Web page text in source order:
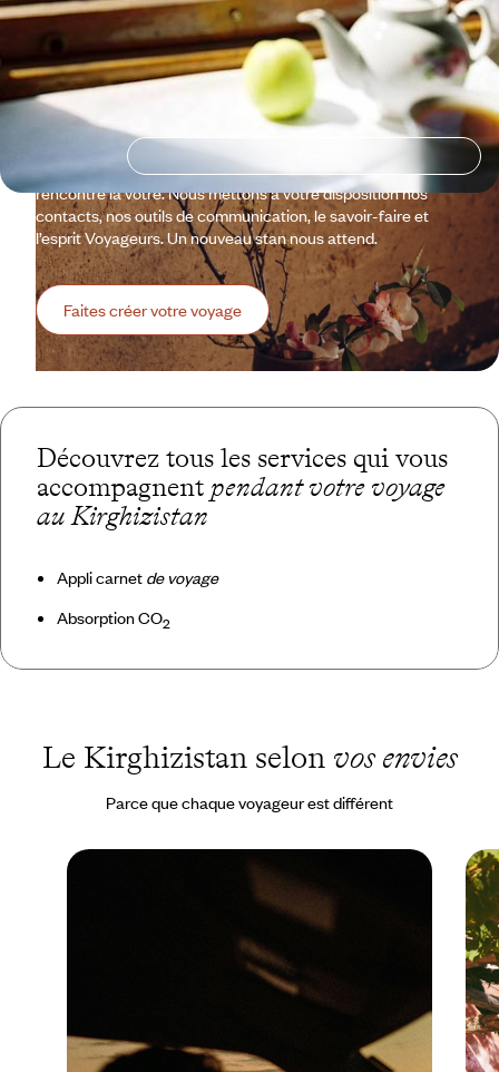
Entre les montagnes du Ciel, les Tian Shan, et le grand lac
Issyk-Koul, le Kirghizistan est un pays de voyageurs, éleveurs
nomades et commerçants, sur les anciennes et les nouvelles
routes de la soie. Les caravansérails et les estives, comme
autour du lac Song-Koul, en témoignent. Et les yourtes, qui
sont faites pour déménager autant que pour résider. Cela
nous plaît. Gageons que notre envie de Kirghizistan
rencontre la vôtre. Nous mettons à votre disposition nos
contacts, nos outils de communication, le savoir-faire et
l’esprit Voyageurs. Un nouveau stan nous attend.
Faites créer votre voyage
Découvrez tous les services qui vous
accompagnent pendant votre voyage
au Kirghizistan
Appli carnet de voyage
Absorption CO2
Le Kirghizistan selon vos envies
Parce que chaque voyageur est différent